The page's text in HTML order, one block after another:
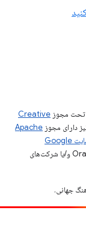
تحت مجوز Creative
دارای مجوز Apache
خطمشی‌های سایت Google
مراجعه کنید. جاوا علامت تجاری ثبت‌شده Oracle و/یا شرکت‌های